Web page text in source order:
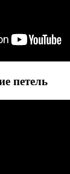
петель